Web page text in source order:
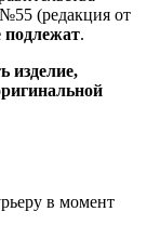
(редакция от
подлежат.
изделие,
в момент